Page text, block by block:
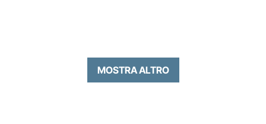
MOSTRA ALTRO